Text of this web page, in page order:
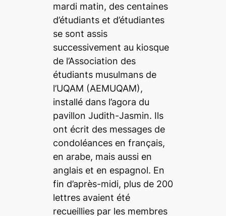
mardi matin, des centaines
d’étudiants et d’étudiantes
se sont assis
successivement au kiosque
de l’Association des
étudiants musulmans de
l’UQAM (AEMUQAM),
installé dans l’agora du
pavillon Judith-Jasmin. Ils
ont écrit des messages de
condoléances en français,
en arabe, mais aussi en
anglais et en espagnol. En
fin d’après-midi, plus de 200
lettres avaient été
recueillies par les membres